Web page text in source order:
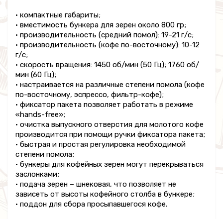
• компактные габариты;
• вместимость бункера для зерен около 800 гр;
• производительность (средний помол): 19-21 г/с;
• производительность (кофе по-восточному): 10-12
г/с;
• скорость вращения: 1450 об/мин (50 Гц); 1760 об/
мин (60 Гц);
• настраивается на различные степени помола (кофе
по-восточному, эспрессо, фильтр-кофе);
• фиксатор пакета позволяет работать в режиме
«hands-free»;
• очистка выпускного отверстия для молотого кофе
производится при помощи ручки фиксатора пакета;
• быстрая и простая регулировка необходимой
степени помола;
• бункеры для кофейных зерен могут перекрываться
заслонками;
• подача зерен – шнековая, что позволяет не
зависеть от высоты кофейного столба в бункере;
• поддон для сбора просыпавшегося кофе.